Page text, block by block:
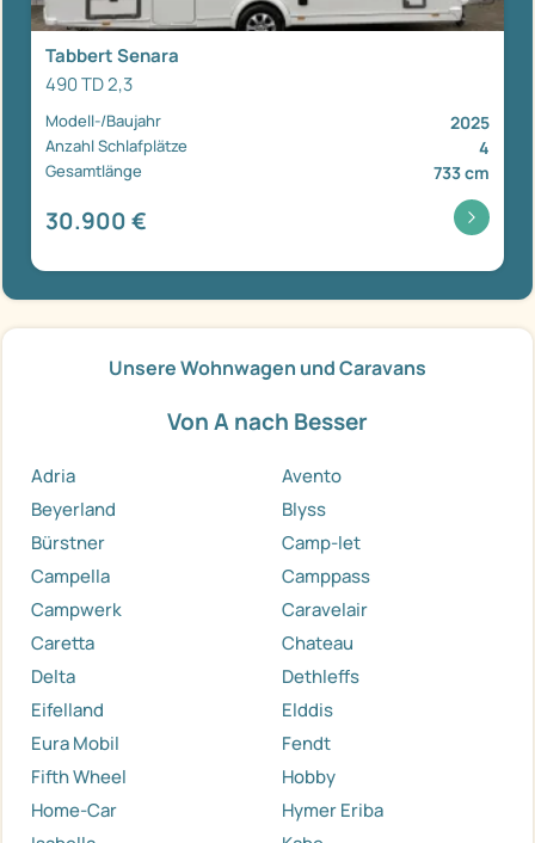
Tabbert Senara
490 TD 2,3
Modell-/Baujahr 2025
Anzahl Schlafplätze 4
Gesamtlänge 733 cm
30.900 €
Unsere Wohnwagen und Caravans
Von A nach Besser
Adria
Avento
Beyerland
Blyss
Bürstner
Camp-let
Campella
Camppass
Campwerk
Caravelair
Caretta
Chateau
Delta
Dethleffs
Eifelland
Elddis
Eura Mobil
Fendt
Fifth Wheel
Hobby
Home-Car
Hymer Eriba